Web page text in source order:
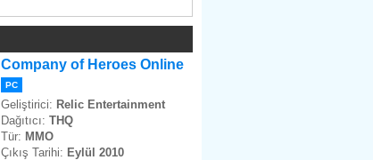
Company of Heroes Online
PC
Geliştirici: Relic Entertainment
Dağıtıcı: THQ
Tür: MMO
Çıkış Tarihi: Eylül 2010